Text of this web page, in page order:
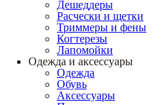
Дешеддеры
Расчески и щетки
Триммеры и фены
Когтерезы
Лапомойки
Одежда и аксессуары
Одежда
Обувь
Аксессуары